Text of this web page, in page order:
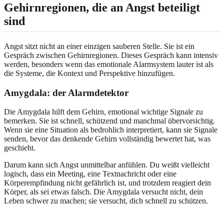
Gehirnregionen, die an Angst beteiligt
sind
Angst sitzt nicht an einer einzigen sauberen Stelle. Sie ist ein
Gespräch zwischen Gehirnregionen. Dieses Gespräch kann intensiv
werden, besonders wenn das emotionale Alarmsystem lauter ist als
die Systeme, die Kontext und Perspektive hinzufügen.
Amygdala: der Alarmdetektor
Die Amygdala hilft dem Gehirn, emotional wichtige Signale zu
bemerken. Sie ist schnell, schützend und manchmal übervorsichtig.
Wenn sie eine Situation als bedrohlich interpretiert, kann sie Signale
senden, bevor das denkende Gehirn vollständig bewertet hat, was
geschieht.
Darum kann sich Angst unmittelbar anfühlen. Du weißt vielleicht
logisch, dass ein Meeting, eine Textnachricht oder eine
Körperempfindung nicht gefährlich ist, und trotzdem reagiert dein
Körper, als sei etwas falsch. Die Amygdala versucht nicht, dein
Leben schwer zu machen; sie versucht, dich schnell zu schützen.